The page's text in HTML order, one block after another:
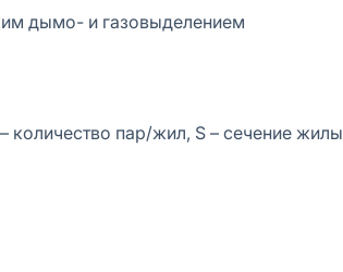
дымо- и газовыделением
количество пар/жил, S – сечение жилы